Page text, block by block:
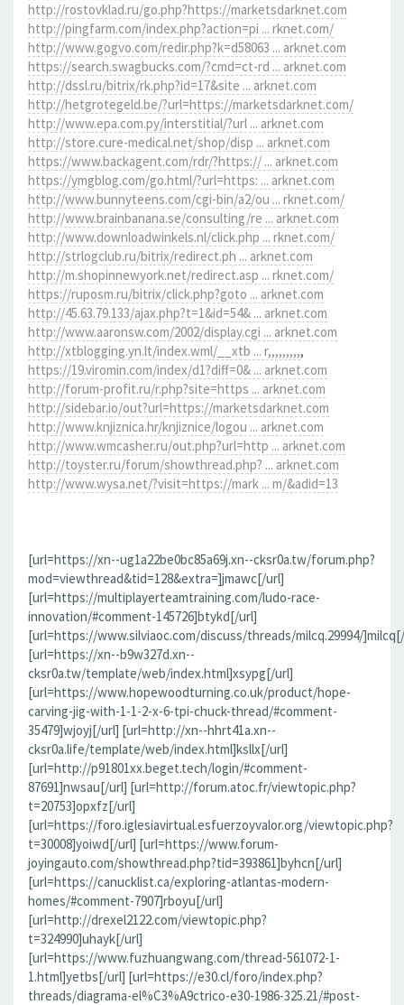
http://rostovklad.ru/go.php?https://marketsdarknet.com
http://pingfarm.com/index.php?action=pi ... rknet.com/
http://www.gogvo.com/redir.php?k=d58063 ... arknet.com
https://search.swagbucks.com/?cmd=ct-rd ... arknet.com
http://dssl.ru/bitrix/rk.php?id=17&site ... arknet.com
http://hetgrotegeld.be/?url=https://marketsdarknet.com/
http://www.epa.com.py/interstitial/?url ... arknet.com
http://store.cure-medical.net/shop/disp ... arknet.com
https://www.backagent.com/rdr/?https:// ... arknet.com
https://ymgblog.com/go.html/?url=https: ... arknet.com
http://www.bunnyteens.com/cgi-bin/a2/ou ... rknet.com/
http://www.brainbanana.se/consulting/re ... arknet.com
http://www.downloadwinkels.nl/click.php ... rknet.com/
http://strlogclub.ru/bitrix/redirect.ph ... arknet.com
http://m.shopinnewyork.net/redirect.asp ... rknet.com/
https://ruposm.ru/bitrix/click.php?goto ... arknet.com
http://45.63.79.133/ajax.php?t=1&id=54& ... arknet.com
http://www.aaronsw.com/2002/display.cgi ... arknet.com
http://xtblogging.yn.lt/index.wml/__xtb ... r,,,,,,,,,,
https://19.viromin.com/index/d1?diff=0& ... arknet.com
http://forum-profit.ru/r.php?site=https ... arknet.com
http://sidebar.io/out?url=https://marketsdarknet.com
http://www.knjiznica.hr/knjiznice/logou ... arknet.com
http://www.wmcasher.ru/out.php?url=http ... arknet.com
http://toyster.ru/forum/showthread.php? ... arknet.com
http://www.wysa.net/?visit=https://mark ... m/&adid=13
[url=https://xn--ug1a22be0bc85a69j.xn--cksr0a.tw/forum.php?
mod=viewthread&tid=128&extra=]jmawc[/url]
[url=https://multiplayerteamtraining.com/ludo-race-
innovation/#comment-145726]btykd[/url]
[url=https://www.silviaoc.com/discuss/threads/milcq.29994/
[url=https://xn--b9w327d.xn--
cksr0a.tw/template/web/index.html]xsypg[/url]
[url=https://www.hopewoodturning.co.uk/product/hope-
carving-jig-with-1-1-2-x-6-tpi-chuck-thread/#comment-
35479]wjoyj[/url] [url=http://xn--hhrt41a.xn--
cksr0a.life/template/web/index.html]ksllx[/url]
[url=http://p91801xx.beget.tech/login/#comment-
87691]nwsau[/url] [url=http://forum.atoc.fr/viewtopic.php?
t=20753]opxfz[/url]
[url=https://foro.iglesiavirtual.esfuerzoyvalor.org/viewtopic.php?
t=30008]yoiwd[/url] [url=https://www.forum-
joyingauto.com/showthread.php?tid=393861]byhcn[/url]
[url=https://canucklist.ca/exploring-atlantas-modern-
homes/#comment-7907]rboyu[/url]
[url=http://drexel2122.com/viewtopic.php?
t=324990]uhayk[/url]
[url=https://www.fuzhuangwang.com/thread-561072-1-
1.html]yetbs[/url] [url=https://e30.cl/foro/index.php?
threads/diagrama-el%C3%A9ctrico-e30-1986-325.21/#post-